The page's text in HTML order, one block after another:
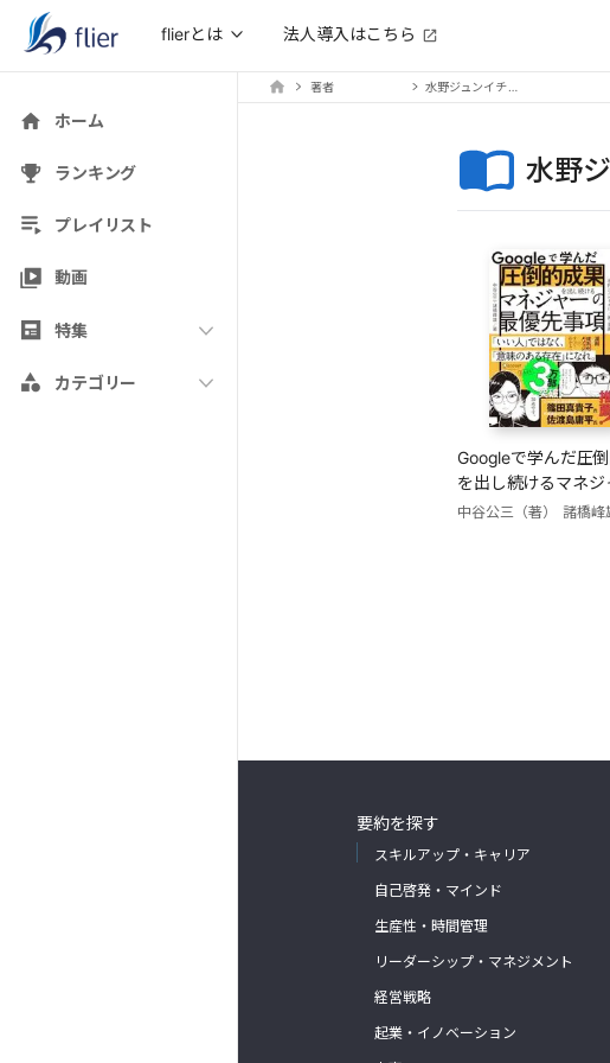
flierとは 法人導入はこちら
ホーム
ランキング
プレイリスト
動画
特集
カテゴリー
著者
水野
Googleで学んだ圧
を出し続けるマネジ
最優先事項
中谷公三（著） 諸橋峰雄
要約を探す
スキルアップ・キャリア
自己啓発・マインド
生産性・時間管理
リーダーシップ・マネジメント
経営戦略
起業・イノベーション